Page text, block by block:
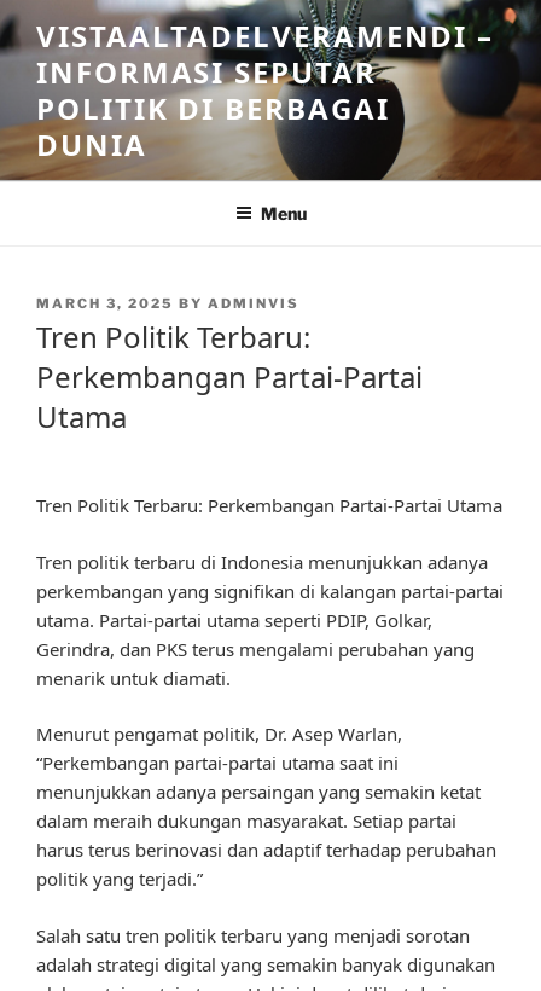
Skip
to
content
VISTAALTADELVERAMENDI –
INFORMASI SEPUTAR
POLITIK DI BERBAGAI
DUNIA
Menu
POSTED
MARCH 3, 2025 BY ADMINVIS
Tren Politik Terbaru:
Perkembangan Partai-Partai
Utama
Tren Politik Terbaru: Perkembangan Partai-Partai Utama
Tren politik terbaru di Indonesia menunjukkan adanya
perkembangan yang signifikan di kalangan partai-partai
utama. Partai-partai utama seperti PDIP, Golkar,
Gerindra, dan PKS terus mengalami perubahan yang
menarik untuk diamati.
Menurut pengamat politik, Dr. Asep Warlan,
“Perkembangan partai-partai utama saat ini
menunjukkan adanya persaingan yang semakin ketat
dalam meraih dukungan masyarakat. Setiap partai
harus terus berinovasi dan adaptif terhadap perubahan
politik yang terjadi.”
Salah satu tren politik terbaru yang menjadi sorotan
adalah strategi digital yang semakin banyak digunakan